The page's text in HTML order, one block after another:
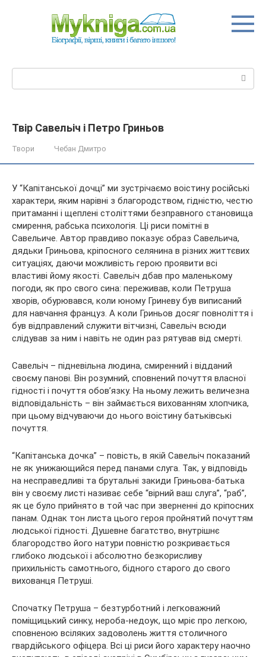
Твір Савельіч і Петро Гриньов
Твори Чебан Дмитро
У “Капітанської дочці” ми зустрічаємо воістину російські
характери, яким нарівні з благородством, гідністю, честю
притаманні і щеплені століттями безправного становища
смирення, рабська психологія. Ці риси помітні в
Савельиче. Автор правдиво показує образ Савельича,
дядьки Гриньова, кріпосного селянина в різних життєвих
ситуаціях, даючи можливість герою проявити всі
властиві йому якості. Савельіч дбав про маленькому
погоди, як про свого сина: переживав, коли Петруша
хворів, обурювався, коли юному Гриневу був виписаний
для навчання француз. А коли Гриньов досяг повноліття і
був відправлений служити вітчизні, Савельіч всюди
слідував за ним і навіть не один раз рятував від смерті.
Савельіч – підневільна людина, смиренний і відданий
своєму панові. Він розумний, сповнений почуття власної
гідності і почуття обов’язку. На ньому лежить величезна
відповідальність – він займається вихованням хлопчика,
при цьому відчуваючи до нього воістину батьківські
почуття.
“Капітанська дочка” – повість, в якій Савельіч показаний
не як унижающийся перед панами слуга. Так, у відповідь
на несправедливі та брутальні закиди Гриньова-батька
він у своєму листі називає себе “вірний ваш слуга”, “раб”,
як це було прийнято в той час при зверненні до кріпосних
панам. Однак тон листа цього героя пройнятий почуттям
людської гідності. Душевне багатство, внутрішнє
благородство його натури повністю розкривається
глибоко людської і абсолютно безкорисливу
прихильність самотнього, бідного старого до свого
вихованця Петруші.
Спочатку Петруша – безтурботний і легковажний
поміщицький синку, нероба-недоук, що мріє про легкою,
сповненою всіляких задоволень життя столичного
гвардійського офіцера. Всі ці риси його характеру наочно